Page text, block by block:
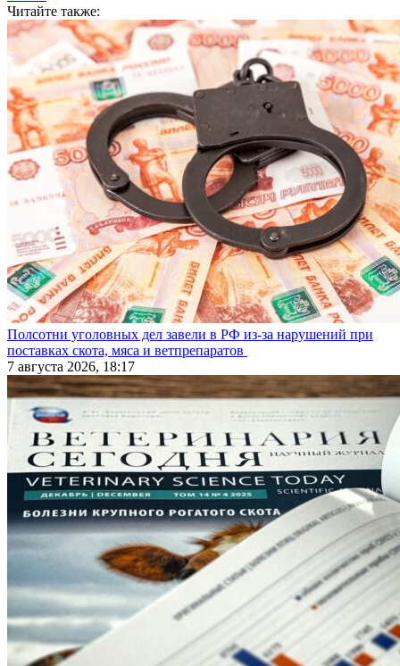
Читайте также:
Полсотни уголовных дел завели в РФ из-за нарушений при
поставках скота, мяса и ветпрепаратов
7 августа 2026, 18:17